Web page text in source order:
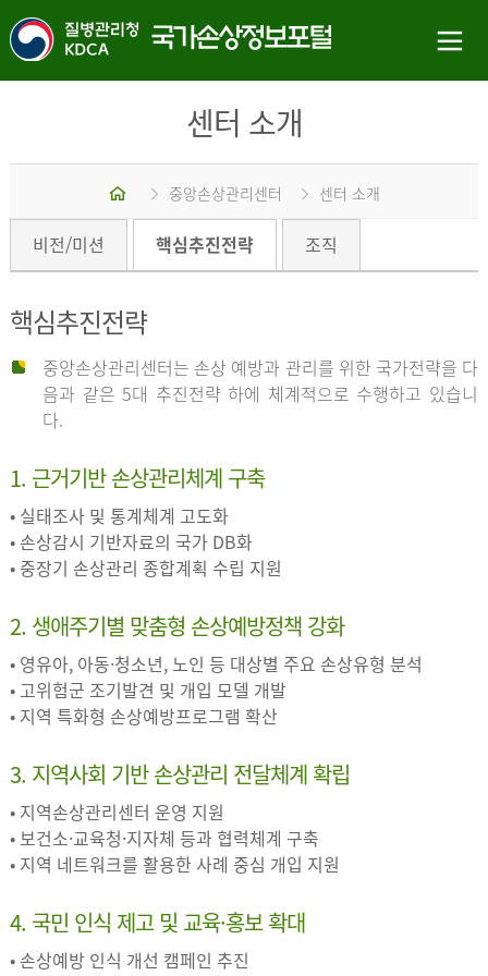
센터 소개
중앙손상관리센터 센터 소개
비전/미션 핵심추진전략 조직
핵심추진전략
중앙손상관리센터는 손상 예방과 관리를 위한 국가전략을 다
음과 같은 5대 추진전략 하에 체계적으로 수행하고 있습니
다.
1. 근거기반 손상관리체계 구축
• 실태조사 및 통계체계 고도화
• 손상감시 기반자료의 국가 DB화
• 중장기 손상관리 종합계획 수립 지원
2. 생애주기별 맞춤형 손상예방정책 강화
• 영유아, 아동·청소년, 노인 등 대상별 주요 손상유형 분석
• 고위험군 조기발견 및 개입 모델 개발
• 지역 특화형 손상예방프로그램 확산
3. 지역사회 기반 손상관리 전달체계 확립
• 지역손상관리센터 운영 지원
• 보건소·교육청·지자체 등과 협력체계 구축
• 지역 네트워크를 활용한 사례 중심 개입 지원
4. 국민 인식 제고 및 교육·홍보 확대
• 손상예방 인식 개선 캠페인 추진